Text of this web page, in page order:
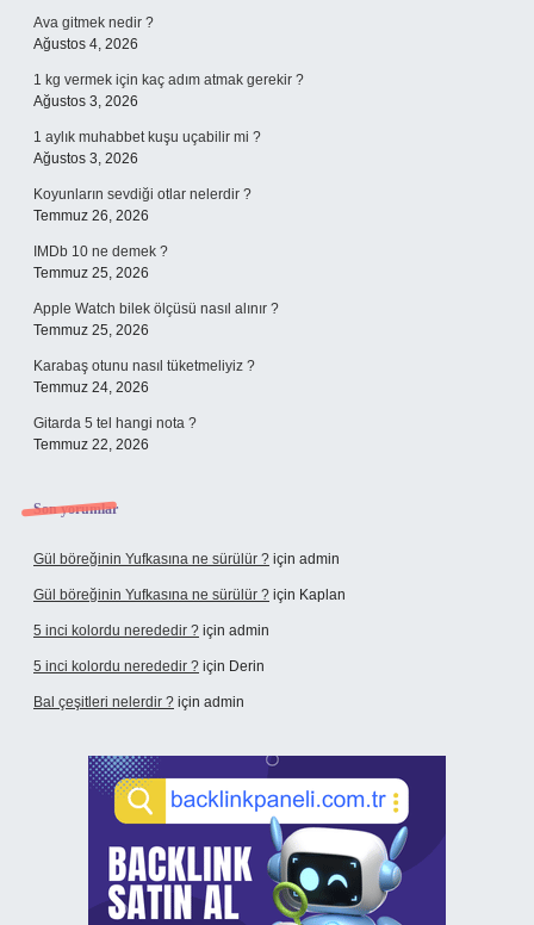
Ava gitmek nedir ?
Ağustos 4, 2026
1 kg vermek için kaç adım atmak gerekir ?
Ağustos 3, 2026
1 aylık muhabbet kuşu uçabilir mi ?
Ağustos 3, 2026
Koyunların sevdiği otlar nelerdir ?
Temmuz 26, 2026
IMDb 10 ne demek ?
Temmuz 25, 2026
Apple Watch bilek ölçüsü nasıl alınır ?
Temmuz 25, 2026
Karabaş otunu nasıl tüketmeliyiz ?
Temmuz 24, 2026
Gitarda 5 tel hangi nota ?
Temmuz 22, 2026
Son yorumlar
Gül böreğinin Yufkasına ne sürülür ? için admin
Gül böreğinin Yufkasına ne sürülür ? için Kaplan
5 inci kolordu nerededir ? için admin
5 inci kolordu nerededir ? için Derin
Bal çeşitleri nelerdir ? için admin